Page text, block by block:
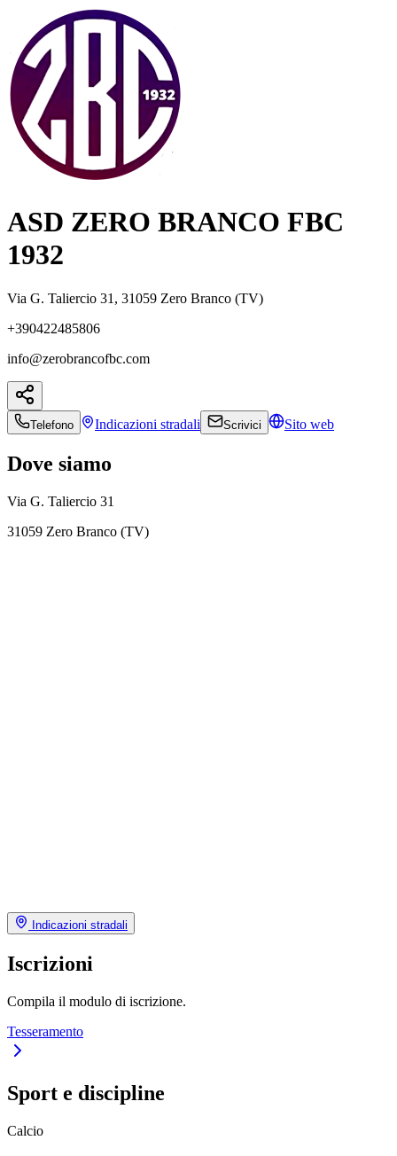
ASD ZERO BRANCO FBC
1932
Via G. Taliercio 31, 31059 Zero Branco (TV)
+390422485806
info@zerobrancofbc.com
Telefono Indicazioni stradali Scrivici Sito web
Dove siamo
Via G. Taliercio 31
31059 Zero Branco (TV)
Indicazioni stradali
Iscrizioni
Compila il modulo di iscrizione.
Tesseramento
Sport e discipline
Calcio